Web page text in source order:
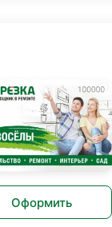
Оформить